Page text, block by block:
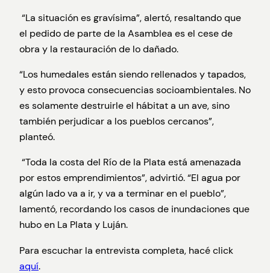
“La situación es gravísima”, alertó, resaltando que
el pedido de parte de la Asamblea es el cese de
obra y la restauración de lo dañado.
“Los humedales están siendo rellenados y tapados,
y esto provoca consecuencias socioambientales. No
es solamente destruirle el hábitat a un ave, sino
también perjudicar a los pueblos cercanos”,
planteó.
“Toda la costa del Río de la Plata está amenazada
por estos emprendimientos”, advirtió. “El agua por
algún lado va a ir, y va a terminar en el pueblo”,
lamentó, recordando los casos de inundaciones que
hubo en La Plata y Luján.
Para escuchar la entrevista completa, hacé click
aquí.